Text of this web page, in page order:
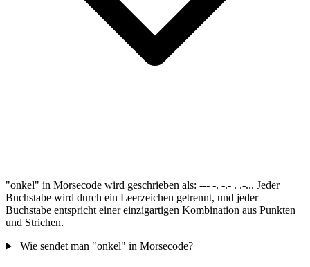
"onkel" in Morsecode wird geschrieben als: --- -. -.- . .-... Jeder
Buchstabe wird durch ein Leerzeichen getrennt, und jeder
Buchstabe entspricht einer einzigartigen Kombination aus Punkten
und Strichen.
Wie sendet man "onkel" in Morsecode?